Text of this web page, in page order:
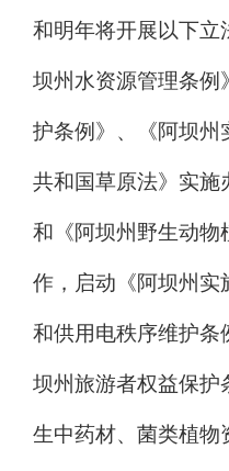
和明年将开展以下立
坝州水资源管理条例
护条例》、《阿坝州
共和国草原法》实施
和《阿坝州野生动物
作，启动 《阿坝州
和供用电秩序维护条
坝州旅游者权益保护
生中药材、菌类植物